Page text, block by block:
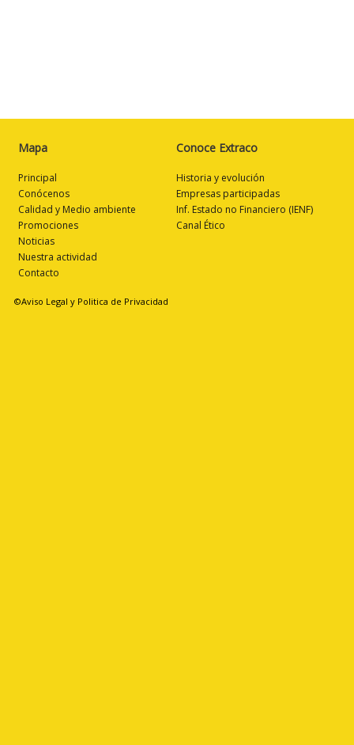
Mapa
Principal
Conócenos
Calidad y Medio ambiente
Promociones
Noticias
Nuestra actividad
Contacto
Conoce Extraco
Historia y evolución
Empresas participadas
Inf. Estado no Financiero (IENF)
Canal Ético
©Aviso Legal y Politica de Privacidad